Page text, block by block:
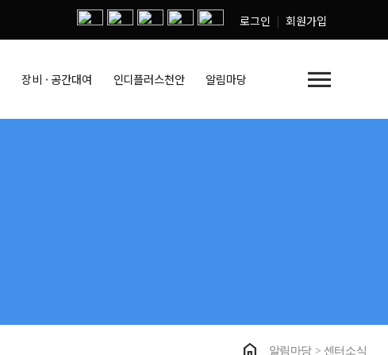
로그인 회원가입
장비 · 공간대여 인디플러스천안 알림마당 menu
home 알림마당 > 센터소식